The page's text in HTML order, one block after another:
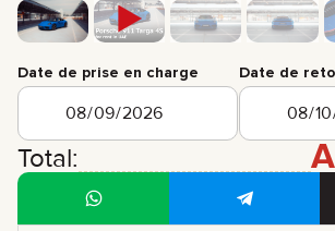
Date de prise en charge Date de
Total: